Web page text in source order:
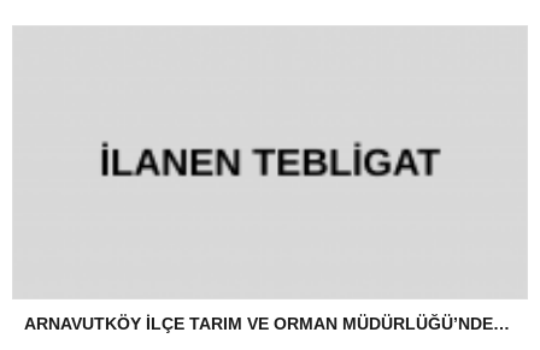
ARNAVUTKÖY İLÇE TARIM VE ORMAN MÜDÜRLÜĞÜ’NDEN İLANEN TEBLİGAT